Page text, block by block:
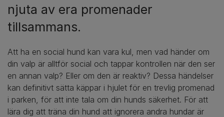
njuta av era promenader
tillsammans.
Att ha en social hund kan vara kul, men vad händer om
din valp är alltför social och tappar kontrollen när den ser
en annan valp? Eller om den är reaktiv? Dessa händelser
kan definitivt sätta käppar i hjulet för en trevlig promenad
i parken, för att inte tala om din hunds säkerhet. För att
lära dig att träna din hund att ignorera andra hundar är